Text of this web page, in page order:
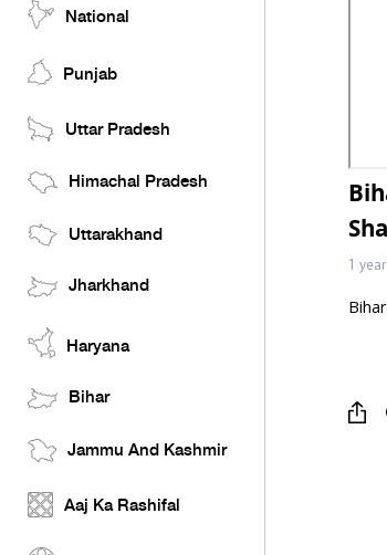
National
Punjab
Uttar Pradesh
Himachal Pradesh
Uttarakhand
Jharkhand
Haryana
Bihar
Jammu And Kashmir
Aaj Ka Rashifal
1